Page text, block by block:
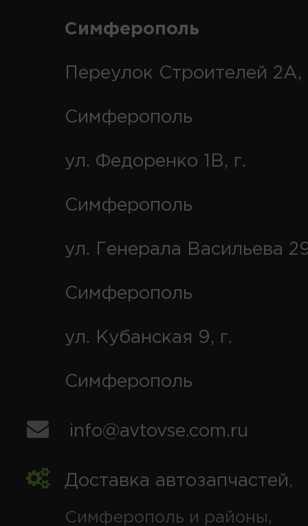
Симферополь
Переулок Строителей 2А,
Симферополь
ул. Федоренко 1В, г.
Симферополь
ул. Генерала Васильева
Симферополь
ул. Кубанская 9, г.
Симферополь
info@avtovse.com.ru
Доставка автозапчастей,
Симферополь и районы,